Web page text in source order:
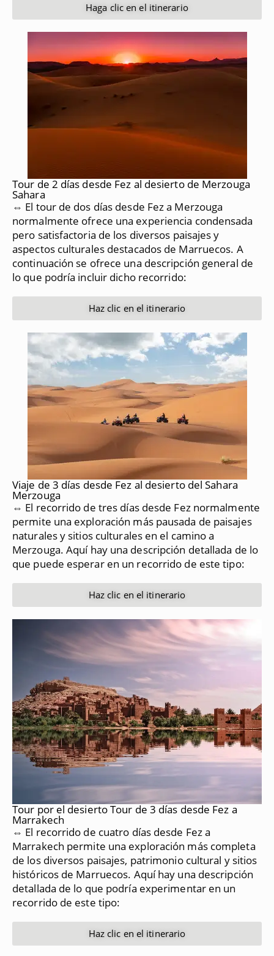
Haga clic en el itinerario
Tour de 2 días desde Fez al desierto de Merzouga
Sahara
⇔ El tour de dos días desde Fez a Merzouga
normalmente ofrece una experiencia condensada
pero satisfactoria de los diversos paisajes y
aspectos culturales destacados de Marruecos. A
continuación se ofrece una descripción general de
lo que podría incluir dicho recorrido:
Haz clic en el itinerario
Viaje de 3 días desde Fez al desierto del Sahara
Merzouga
⇔ El recorrido de tres días desde Fez normalmente
permite una exploración más pausada de paisajes
naturales y sitios culturales en el camino a
Merzouga. Aquí hay una descripción detallada de lo
que puede esperar en un recorrido de este tipo:
Haz clic en el itinerario
Tour por el desierto Tour de 3 días desde Fez a
Marrakech
⇔ El recorrido de cuatro días desde Fez a
Marrakech permite una exploración más completa
de los diversos paisajes, patrimonio cultural y sitios
históricos de Marruecos. Aquí hay una descripción
detallada de lo que podría experimentar en un
recorrido de este tipo:
Haz clic en el itinerario